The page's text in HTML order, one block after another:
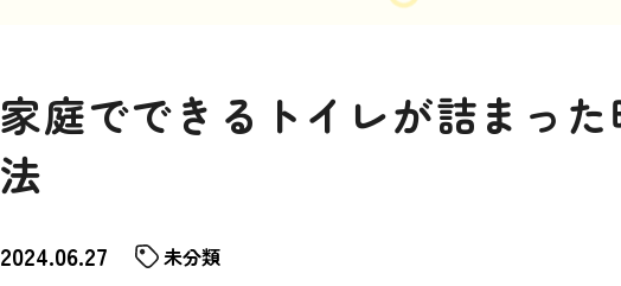
家庭でできるトイレが詰まっ
法
2024.06.27 未分類